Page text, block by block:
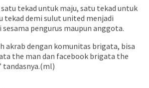
tekad untuk maju, satu tekad untuk
tekad demi sulut united menjadi
pengurus maupun anggota.
akrab dengan komunitas brigata, bisa
the man dan facebook brigata the
tandasnya.(ml)